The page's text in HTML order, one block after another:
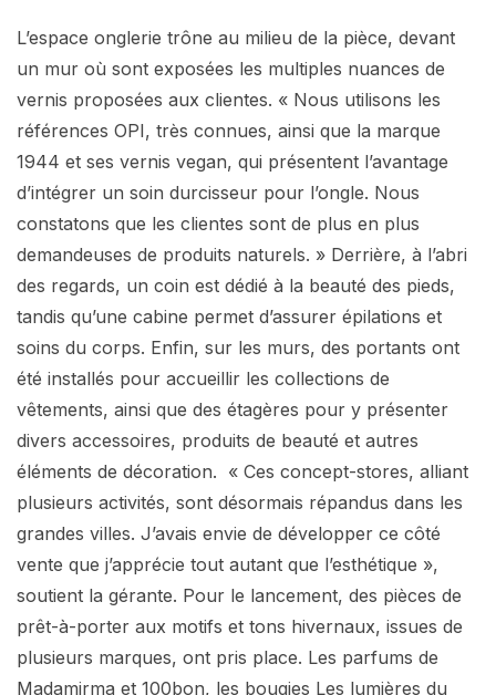
L’espace onglerie trône au milieu de la pièce, devant
un mur où sont exposées les multiples nuances de
vernis proposées aux clientes. « Nous utilisons les
références OPI, très connues, ainsi que la marque
1944 et ses vernis vegan, qui présentent l’avantage
d’intégrer un soin durcisseur pour l’ongle. Nous
constatons que les clientes sont de plus en plus
demandeuses de produits naturels. » Derrière, à l’abri
des regards, un coin est dédié à la beauté des pieds,
tandis qu’une cabine permet d’assurer épilations et
soins du corps. Enfin, sur les murs, des portants ont
été installés pour accueillir les collections de
vêtements, ainsi que des étagères pour y présenter
divers accessoires, produits de beauté et autres
éléments de décoration. « Ces concept-stores, alliant
plusieurs activités, sont désormais répandus dans les
grandes villes. J’avais envie de développer ce côté
vente que j’apprécie tout autant que l’esthétique »,
soutient la gérante. Pour le lancement, des pièces de
prêt-à-porter aux motifs et tons hivernaux, issues de
plusieurs marques, ont pris place. Les parfums de
Madamirma et 100bon, les bougies Les lumières du